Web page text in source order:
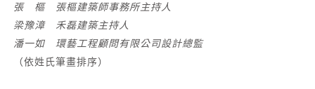
張 樞 張樞建築師事務所主持人
梁豫漳 禾磊建築主持人
潘一如 環藝工程顧問有限公司設計總監
（依姓氏筆畫排序）